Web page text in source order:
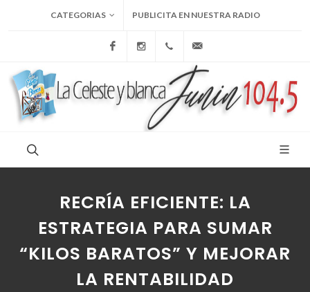
CATEGORIAS PUBLICITA EN NUESTRA RADIO
FacebookInstagram+54 9 236 465-4833
RECRÍA EFICIENTE: LA
ESTRATEGIA PARA SUMAR
“KILOS BARATOS” Y MEJORAR
LA RENTABILIDAD